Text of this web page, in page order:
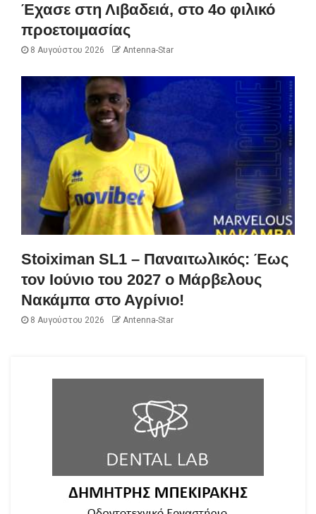
Έχασε στη Λιβαδειά, στο 4ο φιλικό
προετοιμασίας
8 Αυγούστου 2026 Antenna-Star
Stoiximan SL1 – Παναιτωλικός: Έως
τον Ιούνιο του 2027 ο Μάρβελους
Νακάμπα στο Αγρίνιο!
8 Αυγούστου 2026 Antenna-Star